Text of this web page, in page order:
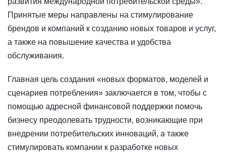
Принятые меры направлены на стимулирование
брендов и компаний к созданию новых товаров и услуг,
а также на повышение качества и удобства
обслуживания.
Главная цель создания «новых форматов, моделей и
сценариев потребления» заключается в том, чтобы с
помощью адресной финансовой поддержки помочь
бизнесу преодолевать трудности, возникающие при
внедрении потребительских инноваций, а также
стимулировать компании к разработке новых